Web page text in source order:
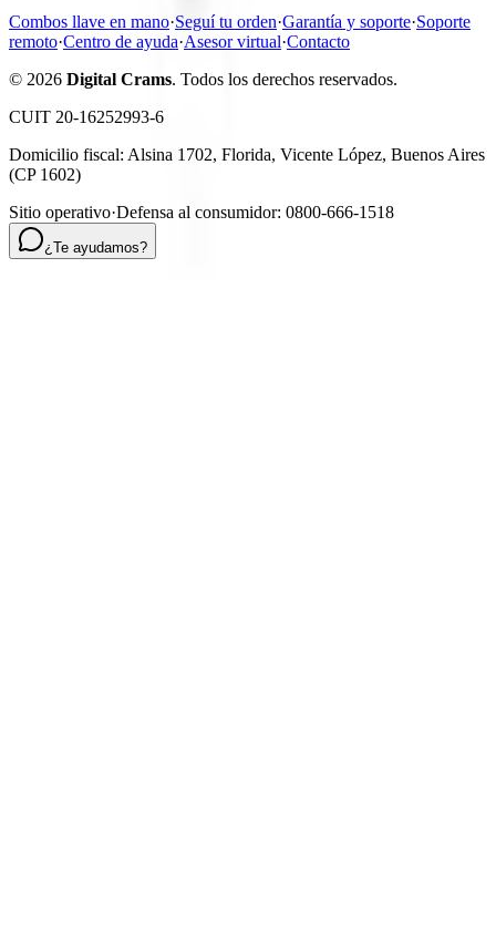
Combos llave en mano·Seguí tu orden·Garantía y soporte·Soporte
remoto·Centro de ayuda·Asesor virtual·Contacto
© 2026 Digital Crams. Todos los derechos reservados.
CUIT 20-16252993-6
Domicilio fiscal: Alsina 1702, Florida, Vicente López, Buenos Aires
(CP 1602)
Sitio operativo·Defensa al consumidor: 0800-666-1518
¿Te ayudamos?